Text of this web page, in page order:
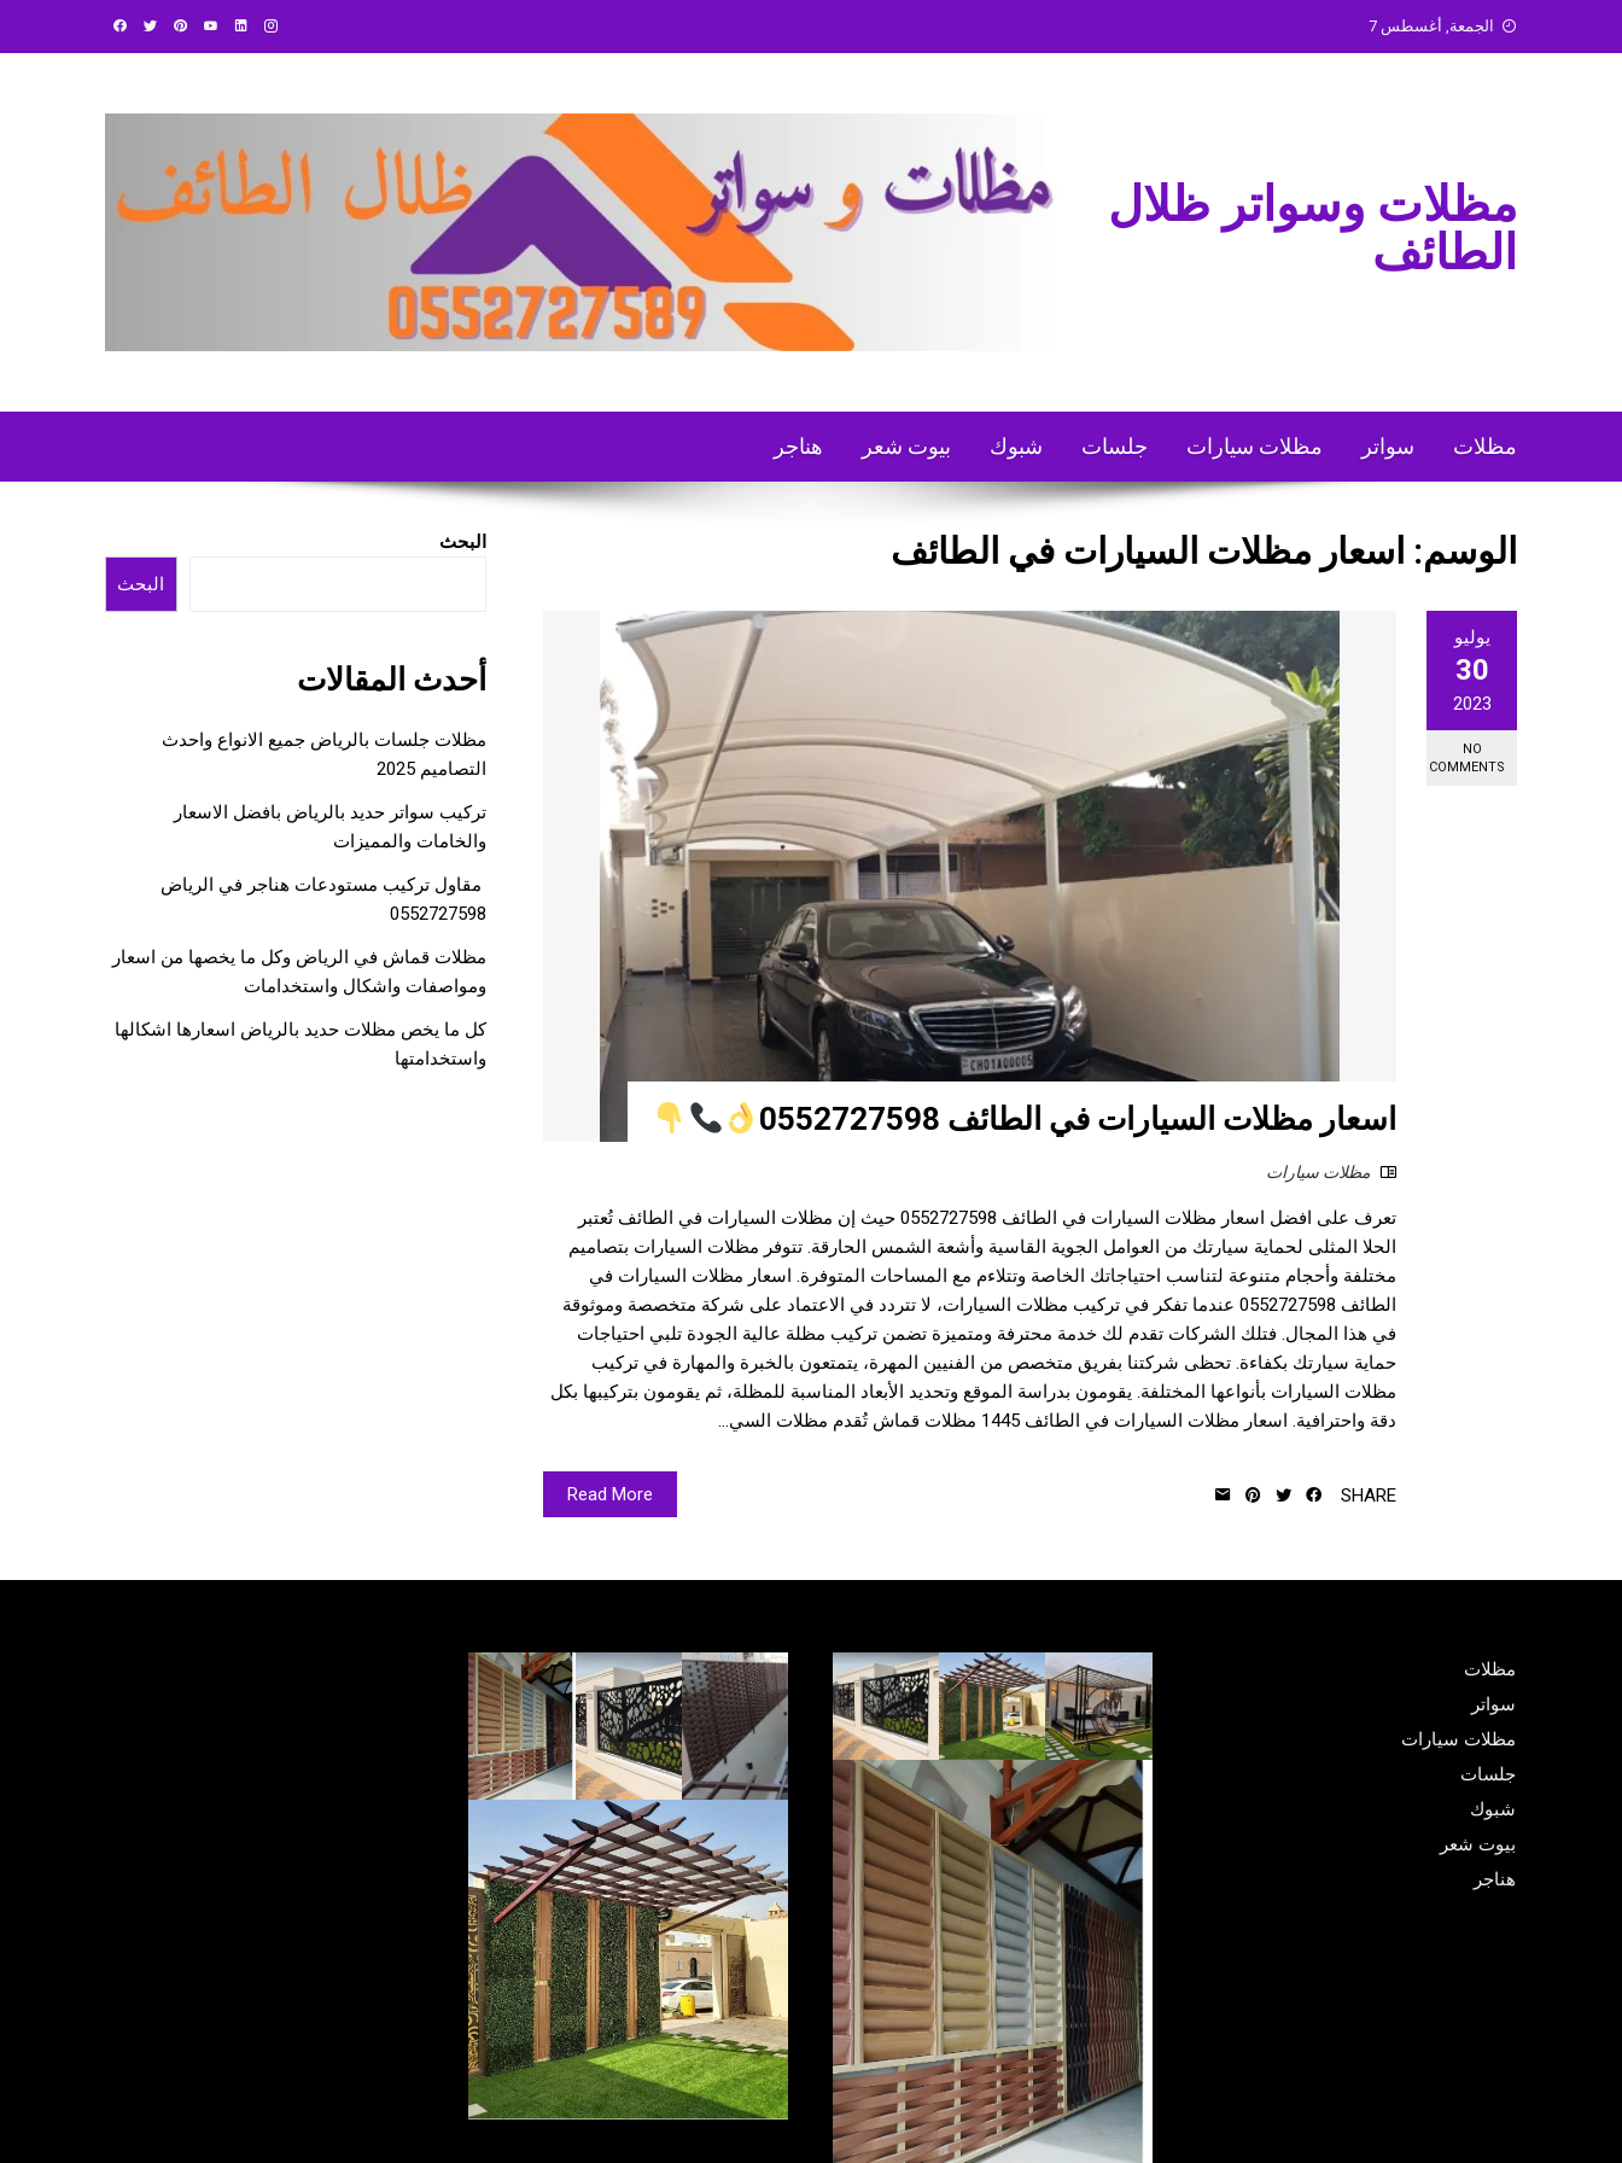
الجمعة, أغسطس 7
مظلات وسواتر ظلال
الطائف
مظلات سواتر مظلات سيارات جلسات شبوك بيوت شعر هناجر
الوسم: اسعار مظلات السيارات في الطائف
يوليو
30
2023
NO
COMMENTS
اسعار مظلات السيارات في الطائف 0552727598
مظلات سيارات
تعرف على افضل اسعار مظلات السيارات في الطائف 0552727598 حيث إن مظلات السيارات في الطائف تُعتبر
الحلا المثلى لحماية سيارتك من العوامل الجوية القاسية وأشعة الشمس الحارقة. تتوفر مظلات السيارات بتصاميم
مختلفة وأحجام متنوعة لتناسب احتياجاتك الخاصة وتتلاءم مع المساحات المتوفرة. اسعار مظلات السيارات في
الطائف 0552727598 عندما تفكر في تركيب مظلات السيارات، لا تتردد في الاعتماد على شركة متخصصة وموثوقة
في هذا المجال. فتلك الشركات تقدم لك خدمة محترفة ومتميزة تضمن تركيب مظلة عالية الجودة تلبي احتياجات
حماية سيارتك بكفاءة. تحظى شركتنا بفريق متخصص من الفنيين المهرة، يتمتعون بالخبرة والمهارة في تركيب
مظلات السيارات بأنواعها المختلفة. يقومون بدراسة الموقع وتحديد الأبعاد المناسبة للمظلة، ثم يقومون بتركيبها بكل
دقة واحترافية. اسعار مظلات السيارات في الطائف 1445 مظلات قماش تُقدم مظلات السي...
Read More SHARE
البحث
البحث
أحدث المقالات
مظلات جلسات بالرياض جميع الانواع واحدث
التصاميم 2025
تركيب سواتر حديد بالرياض بافضل الاسعار
والخامات والمميزات
مقاول تركيب مستودعات هناجر في الرياض
0552727598
مظلات قماش في الرياض وكل ما يخصها من اسعار
ومواصفات واشكال واستخدامات
كل ما يخص مظلات حديد بالرياض اسعارها اشكالها
واستخدامتها
مظلات
سواتر
مظلات سيارات
جلسات
شبوك
بيوت شعر
هناجر